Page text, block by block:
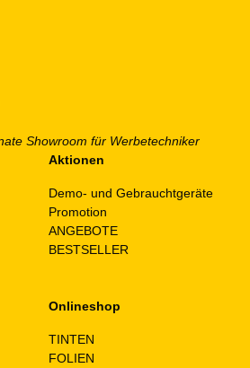
Aktionen
Demo- und Gebrauchtgeräte
Promotion
ANGEBOTE
BESTSELLER
Onlineshop
TINTEN
FOLIEN